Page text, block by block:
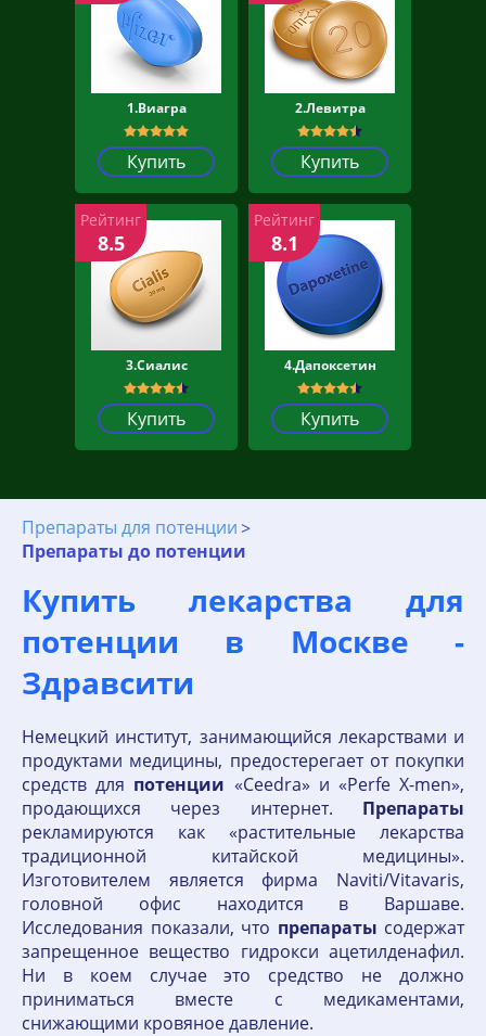
1.Виагра
Купить
2.Левитра
Купить
3.Сиалис
Купить
Рейтинг
8.5
4.Дапоксетин
Купить
Рейтинг
8.1
Препараты для потенции
Препараты до потенции
Купить лекарства для
потенции в Москве -
Здравсити
Немецкий институт, занимающийся лекарствами и
продуктами медицины, предостерегает от покупки
средств для потенции «Ceedra» и «Perfe X-men»,
продающихся через интернет. Препараты
рекламируются как «растительные лекарства
традиционной китайской медицины».
Изготовителем является фирма Naviti/Vitavaris,
головной офис находится в Варшаве.
Исследования показали, что препараты содержат
запрещенное вещество гидрокси ацетилденафил.
Ни в коем случае это средство не должно
приниматься вместе с медикаментами,
снижающими кровяное давление.